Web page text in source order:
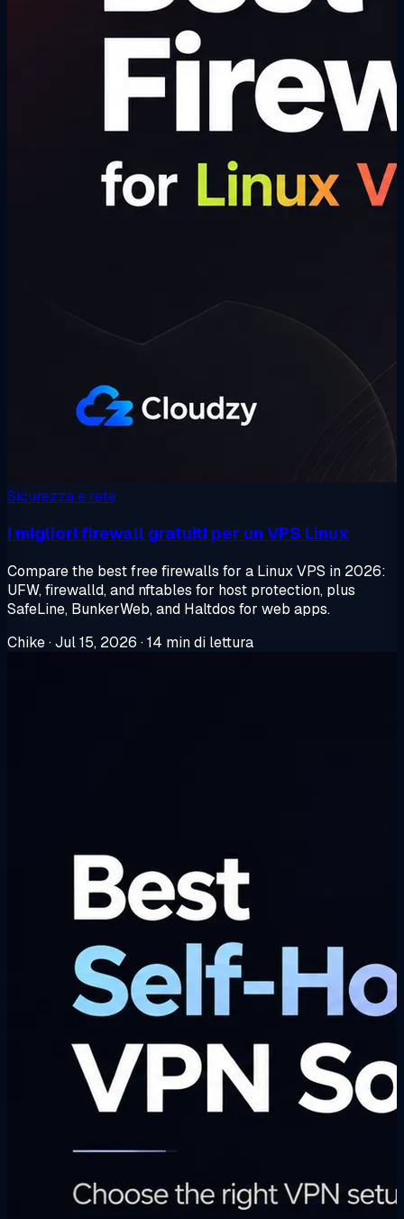
Sicurezza e rete
I migliori firewall gratuiti per un VPS Linux
Compare the best free firewalls for a Linux VPS in 2026:
UFW, firewalld, and nftables for host protection, plus
SafeLine, BunkerWeb, and Haltdos for web apps.
Chike·Jul 15, 2026 ·14 min di lettura